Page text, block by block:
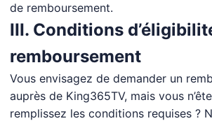
de remboursement.
III. Conditions
remboursement
Vous envisagez de demander un
auprès de King365TV, mais vous
remplissez les conditions requises ?